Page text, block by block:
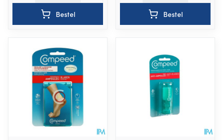
Bestel Bestel